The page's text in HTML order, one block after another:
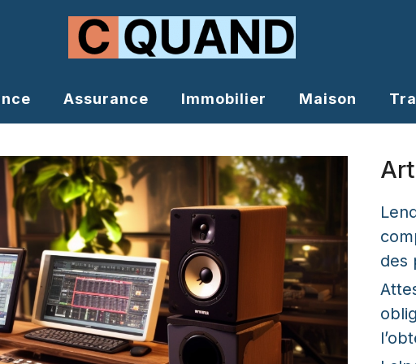
Assurance Immobilier Maison
des